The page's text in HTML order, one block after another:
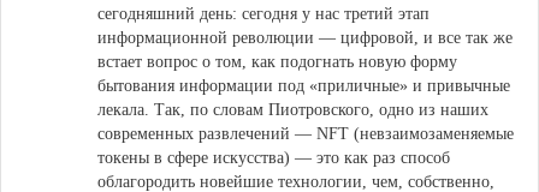
сегодняшний день: сегодня у нас третий этап
информационной революции — цифровой, и все так же
встает вопрос о том, как подогнать новую форму
бытования информации под «приличные» и привычные
лекала. Так, по словам Пиотровского, одно из наших
современных развлечений — NFT (невзаимозаменяемые
токены в сфере искусства) — это как раз способ
облагородить новейшие технологии, чем, собственно,